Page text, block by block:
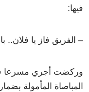
فيها:
– الفريق فاز يا فلان..
وركضت أجري مسرعا في
المباصاة المأمولة